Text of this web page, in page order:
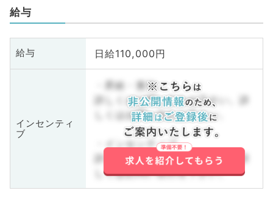
給与
給与 日給110,000円
インセンティ
ブ
・昇給・賞与
詳しくはお問い合わせ下さい。詳
しくはお問い合わせ下さい。
・インセンティブ
詳しくはお問い合わせ下さい。詳
しくはお問い合わせ下さい。